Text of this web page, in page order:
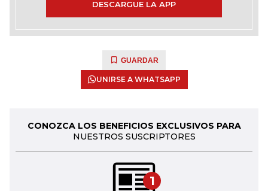
DESCARGUE LA APP
GUARDAR
UNIRSE A WHATSAPP
CONOZCA LOS BENEFICIOS EXCLUSIVOS PARA
NUESTROS SUSCRIPTORES
1